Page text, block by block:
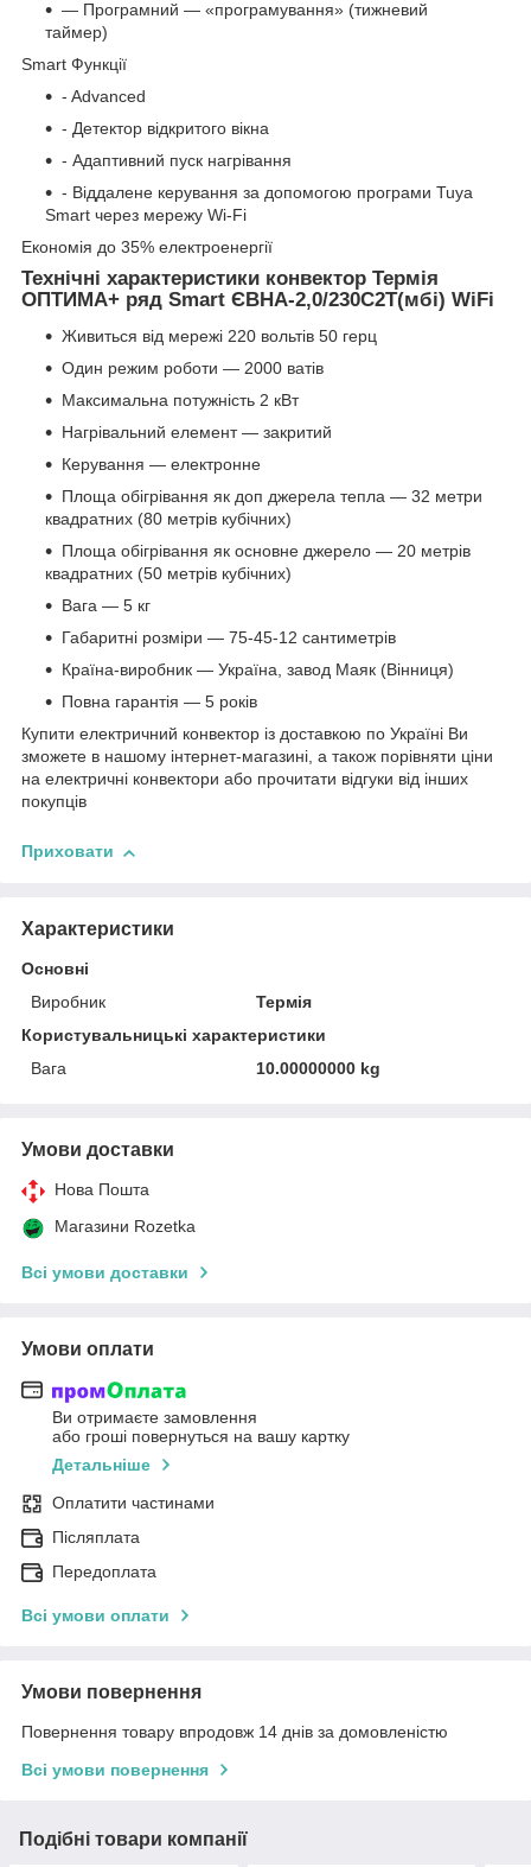
— Програмний — «програмування» (тижневий
таймер)
Smart Функції
- Advanced
- Детектор відкритого вікна
- Адаптивний пуск нагрівання
- Віддалене керування за допомогою програми Tuya
Smart через мережу Wi-Fi
Економія до 35% електроенергії
Технічні характеристики конвектор Термія
ОПТИМА+ ряд Smart ЄВНА-2,0/230С2T(мбі) WiFi
Живиться від мережі 220 вольтів 50 герц
Один режим роботи — 2000 ватів
Максимальна потужність 2 кВт
Нагрівальний елемент — закритий
Керування — електронне
Площа обігрівання як доп джерела тепла — 32 метри
квадратних (80 метрів кубічних)
Площа обігрівання як основне джерело — 20 метрів
квадратних (50 метрів кубічних)
Вага — 5 кг
Габаритні розміри — 75-45-12 сантиметрів
Країна-виробник — Україна, завод Маяк (Вінниця)
Повна гарантія — 5 років
Купити електричний конвектор із доставкою по Україні Ви
зможете в нашому інтернет-магазині, а також порівняти ціни
на електричні конвектори або прочитати відгуки від інших
покупців
Приховати
Характеристики
Основні
Виробник
Термія
Користувальницькі характеристики
Вага
10.00000000 kg
Умови доставки
Нова Пошта
Магазини Rozetka
Всі умови доставки
Умови оплати
Ви отримаєте замовлення
або гроші повернуться на вашу картку
Детальніше
Оплатити частинами
Післяплата
Передоплата
Всі умови оплати
Умови повернення
Повернення товару впродовж 14 днів за домовленістю
Всі умови повернення
Подібні товари компанії